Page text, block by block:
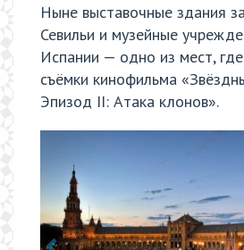
Ныне выставочные здания
Севильи и музейные
Испании — одно из мест,
съёмки кинофильма
Эпизод II: Атака клонов».